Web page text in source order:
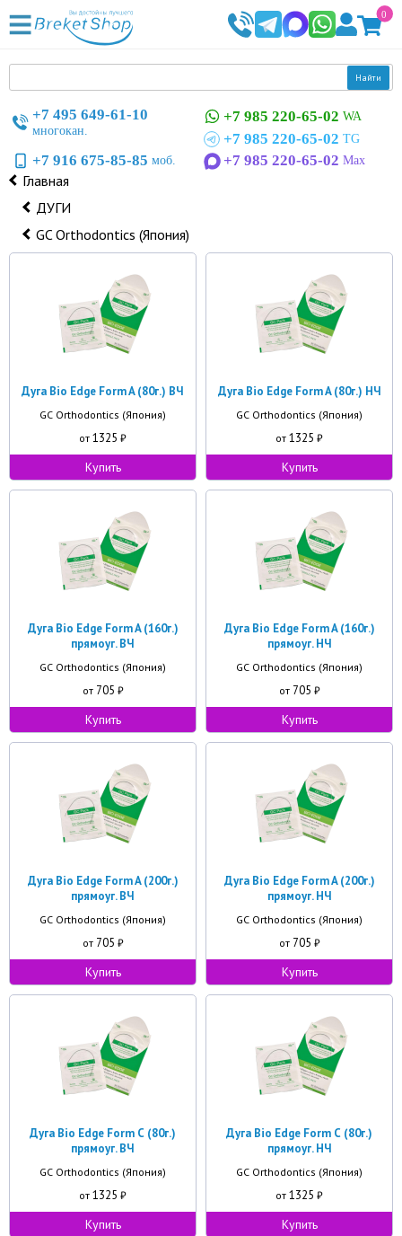
0
Найти
+7 495 649-61-10
многокан.
+7 916 675-85-85 моб.
+7 985 220-65-02 WA
+7 985 220-65-02 TG
+7 985 220-65-02 Max
Главная
ДУГИ
GC Orthodontics (Япония)
Дуга Bio Edge Form A (80г.) ВЧ
GC Orthodontics (Япония)
от 1325 ₽
Купить
Дуга Bio Edge Form A (80г.) НЧ
GC Orthodontics (Япония)
от 1325 ₽
Купить
Дуга Bio Edge Form A (160г.)
прямоуг. ВЧ
GC Orthodontics (Япония)
от 705 ₽
Купить
Дуга Bio Edge Form A (160г.)
прямоуг. НЧ
GC Orthodontics (Япония)
от 705 ₽
Купить
Дуга Bio Edge Form A (200г.)
прямоуг. ВЧ
GC Orthodontics (Япония)
от 705 ₽
Купить
Дуга Bio Edge Form A (200г.)
прямоуг. НЧ
GC Orthodontics (Япония)
от 705 ₽
Купить
Дуга Bio Edge Form С (80г.)
прямоуг. ВЧ
GC Orthodontics (Япония)
от 1325 ₽
Купить
Дуга Bio Edge Form С (80г.)
прямоуг. НЧ
GC Orthodontics (Япония)
от 1325 ₽
Купить